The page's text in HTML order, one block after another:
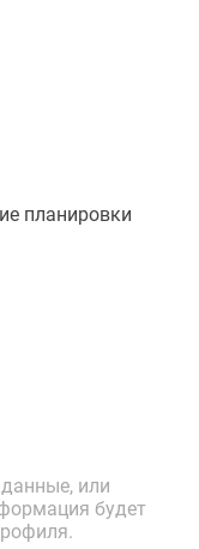
планировки
или
будет